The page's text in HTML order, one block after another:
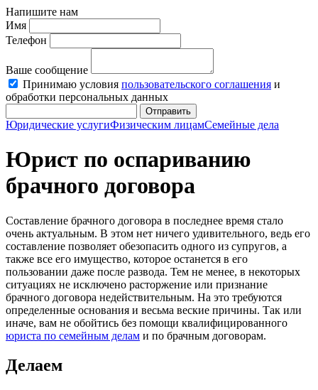
Напишите нам
Имя
Телефон
Ваше сообщение
Принимаю условия пользовательского соглашения и
обработки персональных данных
Отправить
Юридические услугиФизическим лицамСемейные дела
Юрист по оспариванию
брачного договора
Составление брачного договора в последнее время стало
очень актуальным. В этом нет ничего удивительного, ведь его
составление позволяет обезопасить одного из супругов, а
также все его имущество, которое останется в его
пользовании даже после развода. Тем не менее, в некоторых
ситуациях не исключено расторжение или признание
брачного договора недействительным. На это требуются
определенные основания и весьма веские причины. Так или
иначе, вам не обойтись без помощи квалифицированного
юриста по семейным делам и по брачным договорам.
Делаем